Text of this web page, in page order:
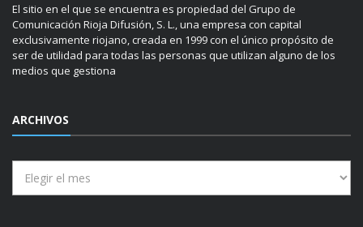
El sitio en el que se encuentra es propiedad del Grupo de
Comunicación Rioja Difusión, S. L., una empresa con capital
exclusivamente riojano, creada en 1999 con el único propósito de
ser de utilidad para todas las personas que utilizan alguno de los
medios que gestiona
ARCHIVOS